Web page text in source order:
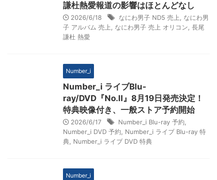
謙杜熱愛報道の影響はほとんどなし
2026/6/18 なにわ男子 ND5 売上
なにわ男
子 アルバム 売上
なにわ男子 売上 オリコン 長尾
謙杜 熱愛
Number_i
Number_i ライブBlu-
ray/DVD『No.II』8月19日発売決定！
特典映像付き、一般ストア予約開始
2026/6/17 Number_i Blu-ray 予約
Number_i DVD 予約
Number_i ライブ Blu-ray 特
典 Number_i ライブ DVD 特典
Number_i